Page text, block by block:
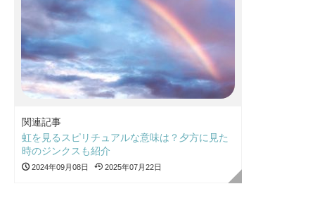
関連記事
虹を見るスピリチュアルな意味は？夕方に見た
時のジンクスも紹介
2024年09月08日 2025年07月22日